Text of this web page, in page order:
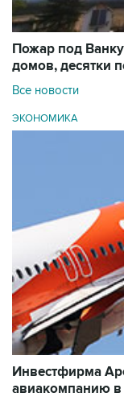
Пожар под
домов, десятки
Все новости
ЭКОНОМИКА
Инвестфирма
авиакомпанию в